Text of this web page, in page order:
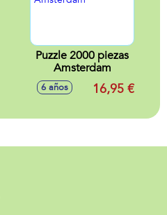
Puzzle 2000 piezas
Amsterdam
6 años 16,95 €